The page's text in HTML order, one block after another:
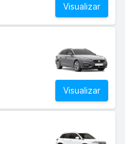
Visualizar
Visualizar